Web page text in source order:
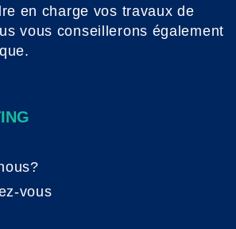
en charge vos travaux de
vous conseillerons également
vous